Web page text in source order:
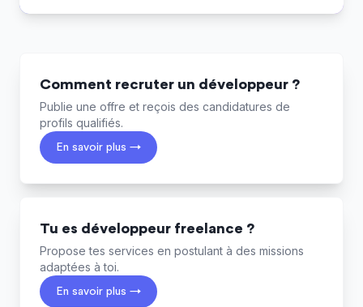
Comment recruter un développeur ?
Publie une offre et reçois des candidatures de
profils qualifiés.
En savoir plus →
Tu es développeur freelance ?
Propose tes services en postulant à des missions
adaptées à toi.
En savoir plus →